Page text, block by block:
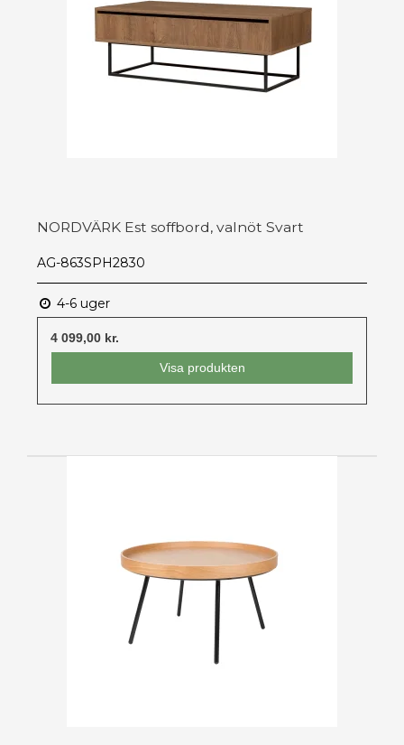
NORDVÄRK Est soffbord, valnöt Svart
AG-863SPH2830
4-6 uger
4 099,00 kr.
Visa produkten